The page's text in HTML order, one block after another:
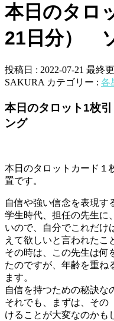
本日のタロ
21日分）
投稿日 : 2022-07-21 最終
SAKURA カテゴリー : 各
本日のタロット1枚
ング
本日のタロットカード１
置です。
自信や強い信念を表現す
学生時代、担任の先生に
いので、自分でこれだけ
えて欲しいと言われたこ
その時は、この先生は何
たのですが、年齢を重ね
ます。
自信を持つための秘訣な
それでも、まずは、その
けることが大変なのかも